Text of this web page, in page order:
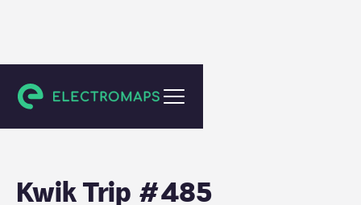
Elkhorn
Kwik Trip #485